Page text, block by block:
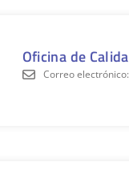
Oficina de
Correo